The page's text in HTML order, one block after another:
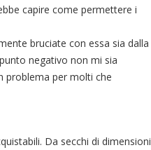
capire come permettere i
bruciate con essa sia dalla
negativo non mi sia
problema per molti che
Da secchi di dimensioni